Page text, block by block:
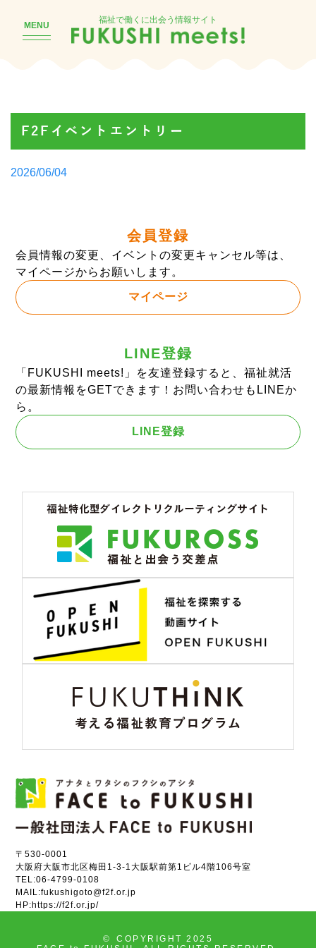
MENU
福祉で働くに出会う情報サイト
F2Fイベントエントリー
Posted
2026/06/04
会員登録
会員情報の変更、イベントの変更キャンセル等は、
マイページからお願いします。
マイページ
LINE登録
「FUKUSHI meets!」を友達登録すると、福祉就活
の最新情報をGETできます！お問い合わせもLINEか
ら。
LINE登録
〒530-0001
大阪府大阪市北区梅田1-3-1大阪駅前第1ビル4階106号室
TEL:06-4799-0108
MAIL:fukushigoto@f2f.or.jp
HP:https://f2f.or.jp/
©
COPYRIGHT 2025